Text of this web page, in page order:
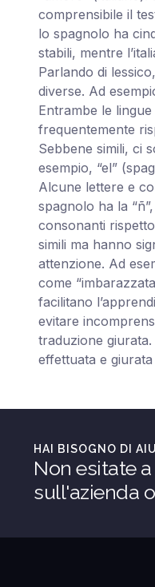
comprensibile il
lo spagnolo ha
stabili, mentre
Parlando di
diverse. Ad
Entrambe le
frequentemente
Sebbene simili, ci
esempio, “el”
Alcune lettere e
spagnolo ha la
consonanti
simili ma hanno
attenzione. Ad
come
facilitano
evitare
traduzione
effettuata e
HAI BISOGNO DI
Non esitate
sull'azienda